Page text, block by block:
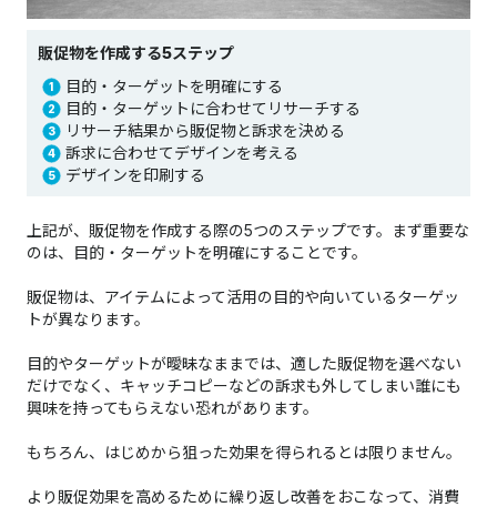
販促物を作成する5ステップ
目的・ターゲットを明確にする
目的・ターゲットに合わせてリサーチする
リサーチ結果から販促物と訴求を決める
訴求に合わせてデザインを考える
デザインを印刷する
上記が、販促物を作成する際の5つのステップです。まず重要な
のは、目的・ターゲットを明確にすることです。
販促物は、アイテムによって活用の目的や向いているターゲッ
トが異なります。
目的やターゲットが曖昧なままでは、適した販促物を選べない
だけでなく、キャッチコピーなどの訴求も外してしまい誰にも
興味を持ってもらえない恐れがあります。
もちろん、はじめから狙った効果を得られるとは限りません。
より販促効果を高めるために繰り返し改善をおこなって、消費